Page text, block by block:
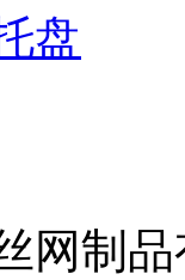
盘
网制品